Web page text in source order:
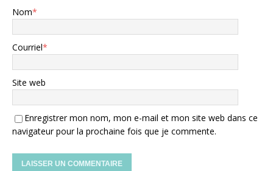
Nom*
Courriel*
Site web
Enregistrer mon nom, mon e-mail et mon site web dans ce
navigateur pour la prochaine fois que je commente.